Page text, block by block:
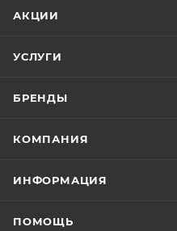
АКЦИИ
УСЛУГИ
БРЕНДЫ
КОМПАНИЯ
ИНФОРМАЦИЯ
ПОМОЩЬ